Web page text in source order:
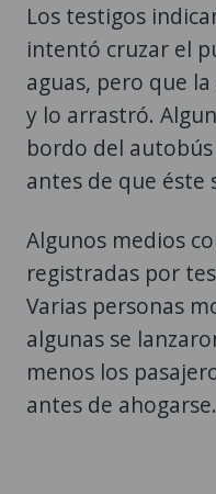
Los testigos
intentó cruzar el
aguas, pero que
y lo arrastró.
bordo del
antes de que éste
Algunos medios
registradas por
Varias personas
algunas se
menos los
antes de ahogarse.